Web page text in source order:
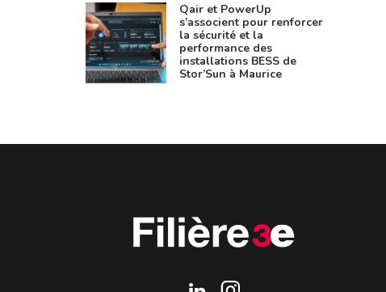
Qair et PowerUp
s’associent pour renforcer
la sécurité et la
performance des
installations BESS de
Stor’Sun à Maurice